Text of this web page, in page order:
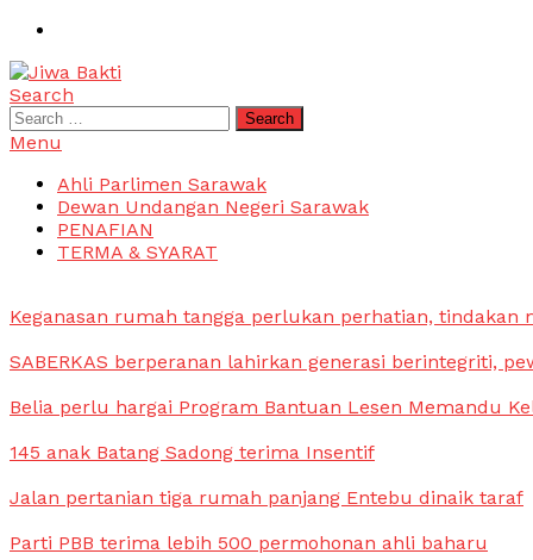
Skip
Content
Jiwa Bakti
Suara PBB Sarawak
Search
Search
for:
Menu
Ahli Parlimen Sarawak
Dewan Undangan Negeri Sarawak
PENAFIAN
TERMA & SYARAT
Keganasan rumah tangga perlukan perhatian, tindakan
SABERKAS berperanan lahirkan generasi berintegriti,
Belia perlu hargai Program Bantuan Lesen Memandu
145 anak Batang Sadong terima Insentif
Jalan pertanian tiga rumah panjang Entebu dinaik taraf
Parti PBB terima lebih 500 permohonan ahli baharu